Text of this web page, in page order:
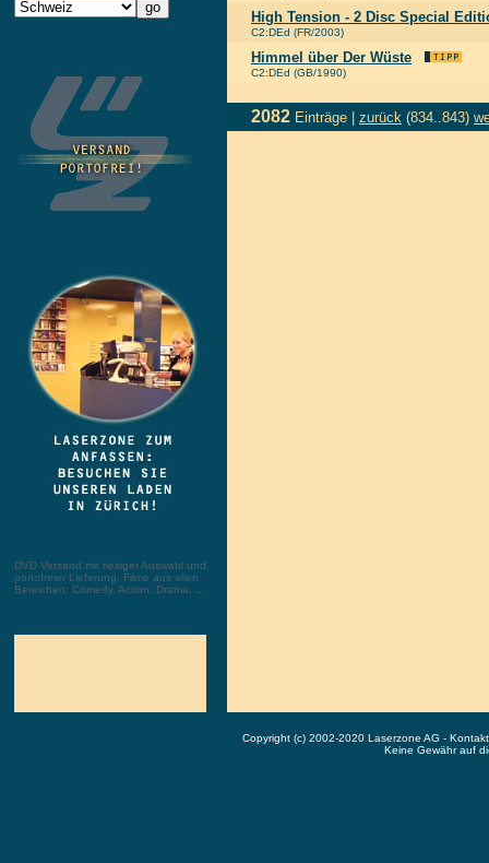
DVD Versand mit riesiger Auswahl und
portofreier Lieferung. Filme aus allen
Bereichen: Comedy, Action, Drama, ...
High Tension - 2 Disc Special
C2:DEd (FR/2003)
Himmel über Der Wüste
C2:DEd (GB/1990)
2082 Einträge | zurück (834..843)
Copyright (c) 2002-2020 Laserzone AG -
Keine Gewähr auf